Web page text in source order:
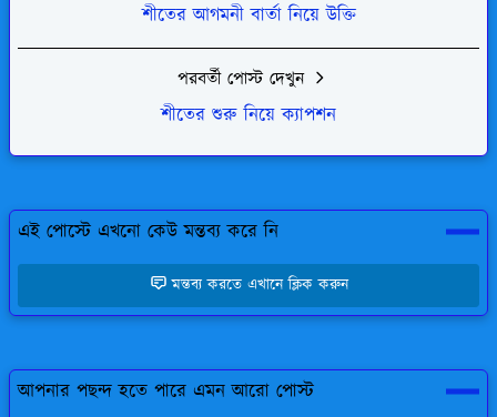
শীতের আগমনী বার্তা নিয়ে উক্তি
পরবর্তী পোস্ট দেখুন
শীতের শুরু নিয়ে ক্যাপশন
এই পোস্টে এখনো কেউ মন্তব্য করে নি
মন্তব্য করতে এখানে ক্লিক করুন
আপনার পছন্দ হতে পারে এমন আরো পোস্ট